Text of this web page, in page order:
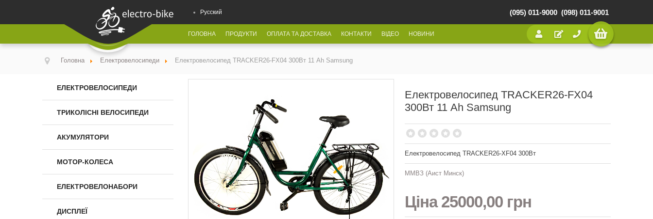
Русский (095) 011-9000 (098) 011-9001
ГОЛОВНА ПРОДУКТИ ОПЛАТА ТА ДОСТАВКА КОНТАКТИ ВІДЕО НОВИНИ
Головна Електровелосипеди Електровелосипед TRACKER26-FX04 300Вт 11 Ah Samsung
ЕЛЕКТРОВЕЛОСИПЕДИ
ТРИКОЛІСНІ ВЕЛОСИПЕДИ
АКУМУЛЯТОРИ
МОТОР-КОЛЕСА
ЕЛЕКТРОВЕЛОНАБОРИ
ДИСПЛЕЇ
Електровелосипед TRACKER26-FX04
300Вт 11 Ah Samsung
Електровелосипед TRACKER26-XF04 300Вт
ММВЗ (Аист Минск)
Ціна25000,00 грн